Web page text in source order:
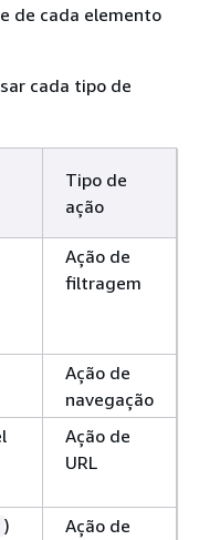
de cada elemento
cada tipo de
Tipo de
ação
Ação de
filtragem
Ação de
navegação
Ação de
URL
)
Ação de